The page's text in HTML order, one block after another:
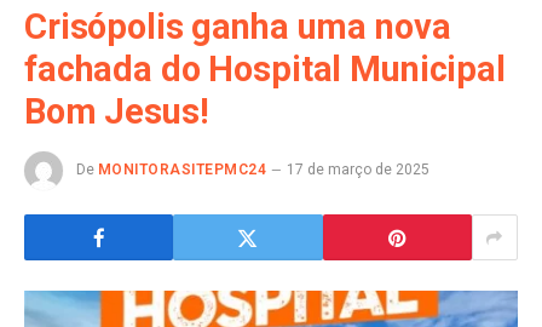
Crisópolis ganha uma nova
fachada do Hospital Municipal
Bom Jesus!
De MONITORASITEPMC24 17 de março de 2025